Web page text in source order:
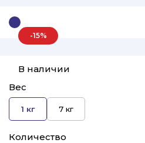
-15%
В наличии
Вес
1 кг 7 кг
Количество